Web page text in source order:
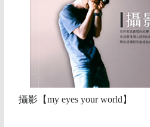
攝影【my eyes your world】